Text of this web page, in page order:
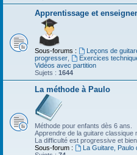
Apprentissage et
Sous-forums : Leçons de
progresser
Exercices
Vidéos avec partition
Sujets : 1644
La méthode à Paulo
Méthode pour enfants dès 6 ans.
Apprendre de la guitare classique
La difficulté est progressive et
Sous-forum :
La Guitare, Paulo